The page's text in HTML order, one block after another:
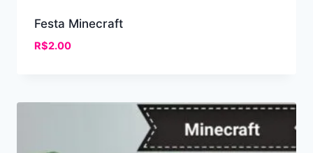
Festa Minecraft
R$2.00